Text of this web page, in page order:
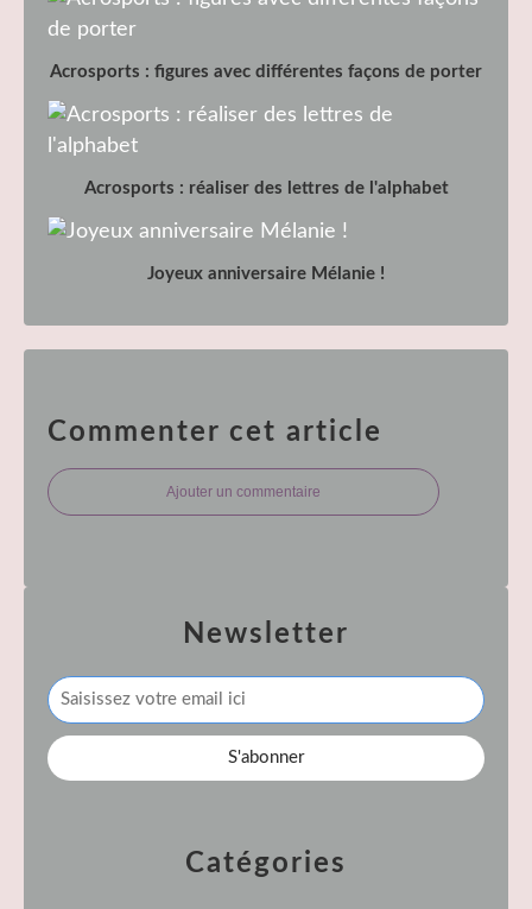
Acrosports : figures avec différentes façons de porter
Acrosports : réaliser des lettres de l'alphabet
Joyeux anniversaire Mélanie !
Commenter cet article
Ajouter un commentaire
Newsletter
Catégories